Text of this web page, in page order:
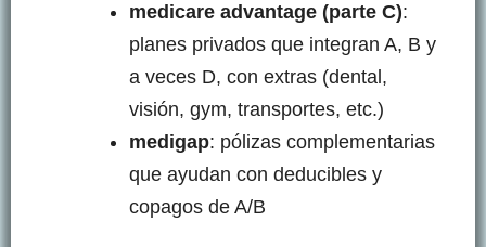
medicare advantage (parte C):
planes privados que integran A, B y
a veces D, con extras (dental,
visión, gym, transportes, etc.)
medigap: pólizas complementarias
que ayudan con deducibles y
copagos de A/B